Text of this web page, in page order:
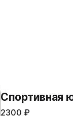
Спортивная
2300 ₽